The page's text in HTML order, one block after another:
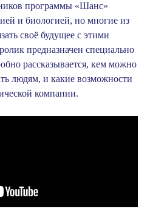
программы «Шанс»
и биологией, но многие из
своё будущее с этими
предназначен специально
рассказывается, кем можно
людям, и какие возможности
компании.